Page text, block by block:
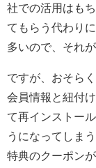
社での活用はも
てもらう代わり
多いので、それ
ですが、おそら
会員情報と紐付
て再インストー
うになってしま
特典のクーポン